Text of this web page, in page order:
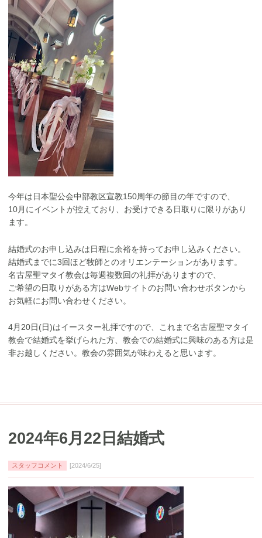
今年は日本聖公会中部教区宣教150周年の節目の年ですので、
10月にイベントが控えており、お受けできる日取りに限りがあり
ます。
結婚式のお申し込みは日程に余裕を持ってお申し込みください。
結婚式までに3回ほど牧師とのオリエンテーションがあります。
名古屋聖マタイ教会は毎週複数回の礼拝がありますので、
ご希望の日取りがある方はWebサイトのお問い合わせボタンから
お気軽にお問い合わせください。
4月20日(日)はイースター礼拝ですので、これまで名古屋聖マタイ
教会で結婚式を挙げられた方、教会での結婚式に興味のある方は是
非お越しください。教会の雰囲気が味わえると思います。
2024年6月22日結婚式
スタッフコメント [2024/6/25]